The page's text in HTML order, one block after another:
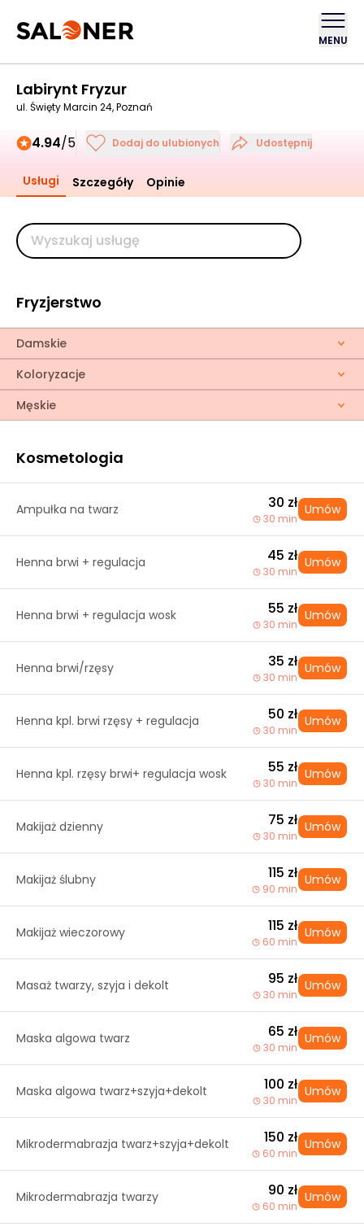
MENU
Labirynt Fryzur
ul. Święty Marcin 24, Poznań
4.94/5 Dodaj do ulubionych Udostępnij
Usługi Szczegóły Opinie
Fryzjerstwo
Damskie
Koloryzacje
Męskie
Kosmetologia
Ampułka na twarz 30 zł
30 min
Umów
Henna brwi + regulacja 45 zł
30 min
Umów
Henna brwi + regulacja wosk 55 zł
30 min
Umów
Henna brwi/rzęsy 35 zł
30 min
Umów
Henna kpl. brwi rzęsy + regulacja 50 zł
30 min
Umów
Henna kpl. rzęsy brwi+ regulacja wosk 55 zł
30 min
Umów
Makijaż dzienny 75 zł
30 min
Umów
Makijaż ślubny 115 zł
90 min
Umów
Makijaż wieczorowy 115 zł
60 min
Umów
Masaż twarzy, szyja i dekolt 95 zł
30 min
Umów
Maska algowa twarz 65 zł
30 min
Umów
Maska algowa twarz+szyja+dekolt 100 zł
30 min
Umów
Mikrodermabrazja twarz+szyja+dekolt 150 zł
60 min
Umów
Mikrodermabrazja twarzy 90 zł
60 min
Umów